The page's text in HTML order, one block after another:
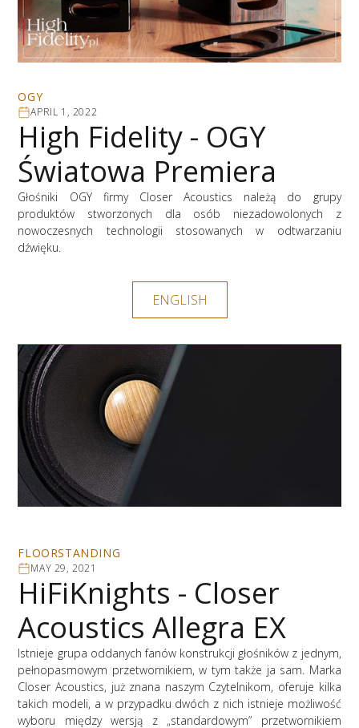
OGY
APRIL 1, 2022
High Fidelity - OGY
Światowa Premiera
Głośniki OGY firmy Closer Acoustics należą do grupy
produktów stworzonych dla osób niezadowolonych z
nowoczesnych technologii stosowanych w odtwarzaniu
dźwięku.
ENGLISH
FLOORSTANDING
MAY 29, 2021
HiFiKnights - Closer
Acoustics Allegra EX
Istnieje grupa oddanych fanów konstrukcji głośników z jednym,
pełnopasmowym przetwornikiem, w tym także ja sam. Marka
Closer Acoustics, już znana naszym Czytelnikom, oferuje kilka
takich modeli, a w przypadku dwóch z nich istnieje możliwość
wyboru między wersją z „standardowym” przetwornikiem